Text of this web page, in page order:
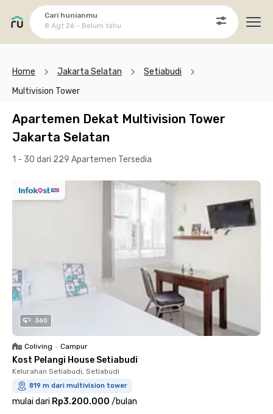
Cari hunianmu
8 Agt 26 - Belum tahu
Home Jakarta Selatan
Setiabudi
Multivision Tower
Apartemen Dekat Multivision Tower
Jakarta Selatan
1 - 30 dari 229 Apartemen Tersedia
360
Coliving • Campur
Kost Pelangi House Setiabudi
Kelurahan Setiabudi, Setiabudi
819 m dari multivision tower
mulai dari Rp3.200.000 /bulan